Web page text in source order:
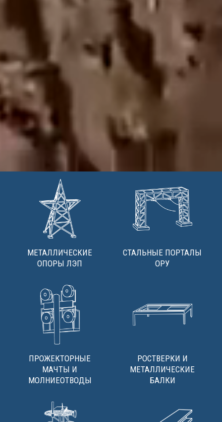
МЕТАЛЛИЧЕСКИЕ
ОПОРЫ ЛЭП
СТАЛЬНЫЕ ПОРТАЛЫ
ОРУ
ПРОЖЕКТОРНЫЕ
МАЧТЫ И
МОЛНИЕОТВОДЫ
РОСТВЕРКИ И
МЕТАЛЛИЧЕСКИЕ
БАЛКИ